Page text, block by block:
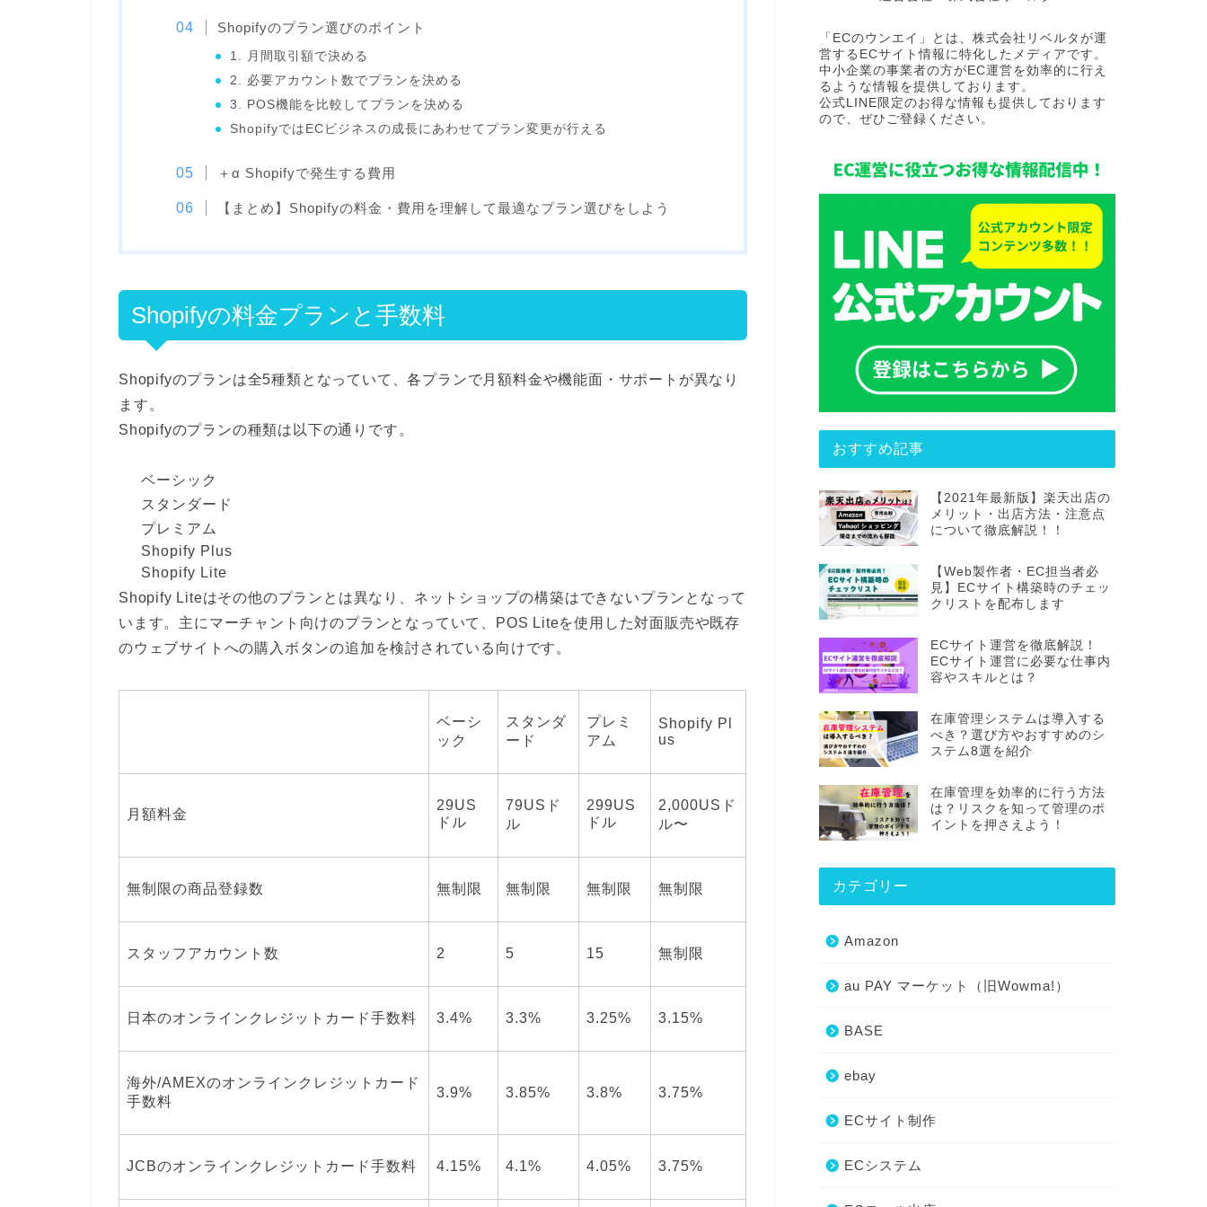
Shopifyのプラン選びのポイント
1. 月間取引額で決める
2. 必要アカウント数でプランを決める
3. POS機能を比較してプランを決める
ShopifyではECビジネスの成長にあわせてプラン変更が行える
＋α Shopifyで発生する費用
【まとめ】Shopifyの料金・費用を理解して最適なプラン選びをしよう
Shopifyの料金プランと手数料
Shopifyのプランは全5種類となっていて、各プランで月額料金や機能面・サポートが異なり
ます。
Shopifyのプランの種類は以下の通りです。
ベーシック
スタンダード
プレミアム
Shopify Plus
Shopify Lite
Shopify Liteはその他のプランとは異なり、ネットショップの構築はできないプランとなって
います。主にマーチャント向けのプランとなっていて、POS Liteを使用した対面販売や既存
のウェブサイトへの購入ボタンの追加を検討されている向けです。
ベーシ
ック
スタンダ
ード
プレミ
アム
Shopify Pl
us
月額料金
29US
ドル
79USド
ル
299US
ドル
2,000USド
ル〜
無制限の商品登録数 無制限 無制限 無制限 無制限
スタッフアカウント数 2 5 15 無制限
日本のオンラインクレジットカード手数料 3.4% 3.3% 3.25% 3.15%
海外/AMEXのオンラインクレジットカード
手数料
3.9% 3.85% 3.8% 3.75%
JCBのオンラインクレジットカード手数料 4.15% 4.1% 4.05% 3.75%
「ECのウンエイ」とは、株式会社リベルタが運
営するECサイト情報に特化したメディアです。
中小企業の事業者の方がEC運営を効率的に行え
るような情報を提供しております。
公式LINE限定のお得な情報も提供しております
ので、ぜひご登録ください。
おすすめ記事
【2021年最新版】楽天出店の
メリット・出店方法・注意点
について徹底解説！！
【Web製作者・EC担当者必
見】ECサイト構築時のチェッ
クリストを配布します
ECサイト運営を徹底解説！
ECサイト運営に必要な仕事内
容やスキルとは？
在庫管理システムは導入する
べき？選び方やおすすめのシ
ステム8選を紹介
在庫管理を効率的に行う方法
は？リスクを知って管理のポ
イントを押さえよう！
カテゴリー
Amazon
au PAY マーケット（旧Wowma!）
BASE
ebay
ECサイト制作
ECシステム